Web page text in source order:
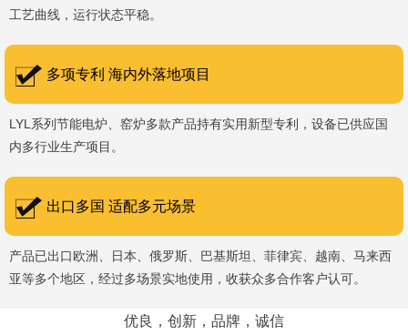
工艺曲线，运行状态平稳。
多项专利 海内外落地项目
LYL系列节能电炉、窑炉多款产品持有实用新型专利，设备已供应国
内多行业生产项目。
出口多国 适配多元场景
产品已出口欧洲、日本、俄罗斯、巴基斯坦、菲律宾、越南、马来西
亚等多个地区，经过多场景实地使用，收获众多合作客户认可。
优良，创新，品牌，诚信